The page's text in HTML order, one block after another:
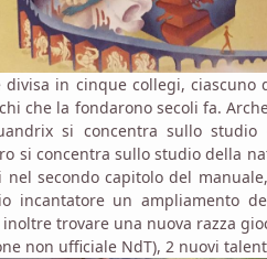
divisa in cinque collegi,
che la fondarono secoli fa.
si concentra sullo studio
si concentra sullo studio della
secondo capitolo del
incantatore un ampliamento
trovare una nuova razza
non ufficiale NdT), 2 nuovi